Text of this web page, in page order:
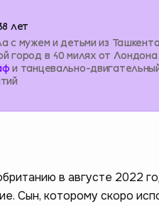
лет
с мужем и детьми из
город в 40 милях от Лондона
и танцевально-
в августе 2022
Сын, которому скоро